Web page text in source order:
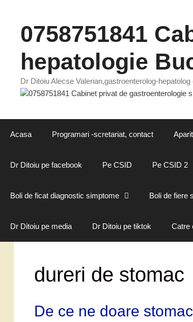
conținut0758751841
hepatologie
Dr Ditoiu Alecse Valerian,gastroenterolog-
Acasa Programari -scretariat, contact
Dr Ditoiu pe facebook Pe CSID Pe CSID 2
Boli de ficat diagnostic simptome Boli de fiere
Dr Ditoiu pe media Dr Ditoiu pe tiktok Catre
dureri de stomac
De ce ne doare